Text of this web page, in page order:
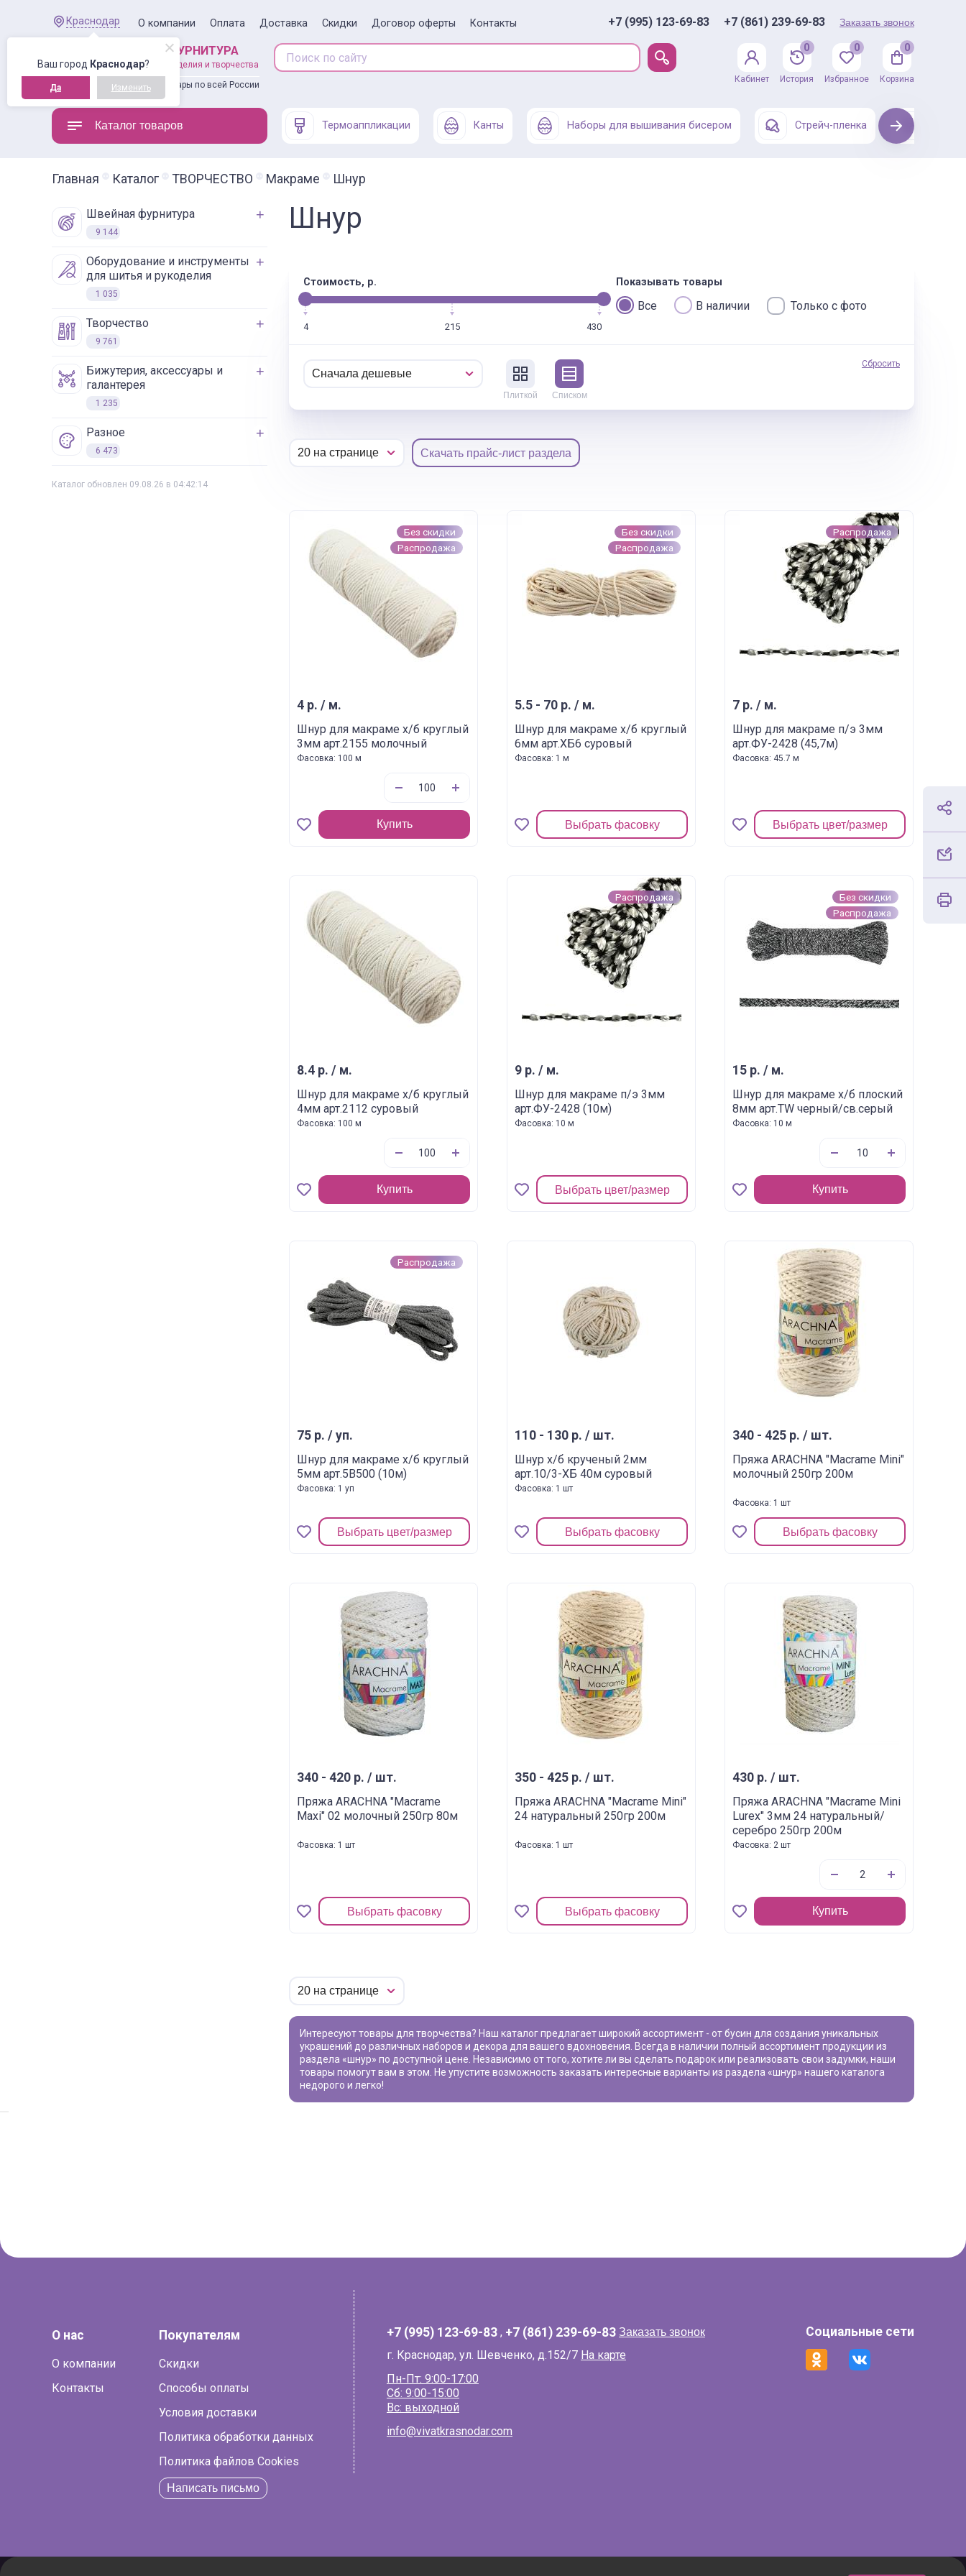
Ваш город Краснодар?
Да Изменить
Краснодар О компании Оплата Доставка Скидки Договор оферты Контакты +7 (995) 123-69-83 +7 (861) 239-69-83 Заказать звонок
ШВЕЙНАЯ ФУРНИТУРА
товары для рукоделия и творчества
Доставляем товары по всей России
Кабинет
0
История
0
Избранное
0
Корзина
Каталог товаров Термоаппликации Канты Наборы для вышивания бисером Стрейч-пленка Next
Главная Каталог ТВОРЧЕСТВО Макраме Шнур
швейная фурнитура
9 144
оборудование и инструменты
для шитья и рукоделия
1 035
творчество
9 761
бижутерия, аксессуары и
галантерея
1 235
разное
6 473
Каталог обновлен 09.08.26 в 04:42:14
Шнур
Стоимость, р.
4 215 430
Показывать товары
Все В наличии Только с фото
Плиткой Списком
Сбросить
Скачать прайс-лист раздела
Без скидки
Распродажа
4 р. / м.
Шнур для макраме х/б круглый
3мм арт.2155 молочный
Фасовка: 100 м
Купить
Без скидки
Распродажа
5.5 - 70 р. / м.
Шнур для макраме х/б круглый
6мм арт.ХБ6 суровый
Фасовка: 1 м
Выбрать фасовку
Распродажа
7 р. / м.
Шнур для макраме п/э 3мм
арт.ФУ-2428 (45,7м)
Фасовка: 45.7 м
Выбрать цвет/размер
8.4 р. / м.
Шнур для макраме х/б круглый
4мм арт.2112 суровый
Фасовка: 100 м
Купить
Распродажа
9 р. / м.
Шнур для макраме п/э 3мм
арт.ФУ-2428 (10м)
Фасовка: 10 м
Выбрать цвет/размер
Без скидки
Распродажа
15 р. / м.
Шнур для макраме х/б плоский
8мм арт.TW черный/св.серый
Фасовка: 10 м
Купить
Распродажа
75 р. / уп.
Шнур для макраме х/б круглый
5мм арт.5В500 (10м)
Фасовка: 1 уп
Выбрать цвет/размер
110 - 130 р. / шт.
Шнур х/б крученый 2мм
арт.10/3-ХБ 40м суровый
Фасовка: 1 шт
Выбрать фасовку
340 - 425 р. / шт.
Пряжа ARACHNA "Macrame Mini"
молочный 250гр 200м
Фасовка: 1 шт
Выбрать фасовку
340 - 420 р. / шт.
Пряжа ARACHNA "Macrame
Maxi" 02 молочный 250гр 80м
Фасовка: 1 шт
Выбрать фасовку
350 - 425 р. / шт.
Пряжа ARACHNA "Macrame Mini"
24 натуральный 250гр 200м
Фасовка: 1 шт
Выбрать фасовку
430 р. / шт.
Пряжа ARACHNA "Macrame Mini
Lurex" 3мм 24 натуральный/
серебро 250гр 200м
Фасовка: 2 шт
Купить
Интересуют товары для творчества? Наш каталог предлагает широкий ассортимент - от бусин для создания уникальных
украшений до различных наборов и декора для вашего вдохновения. Всегда в наличии полный ассортимент продукции из
раздела «шнур» по доступной цене. Независимо от того, хотите ли вы сделать подарок или реализовать свои задумки, наши
товары помогут вам в этом. Не упустите возможность заказать интересные варианты из раздела «шнур» нашего каталога
недорого и легко!
О нас
О компании
Контакты
Покупателям
Скидки
Способы оплаты
Условия доставки
Политика обработки данных
Политика файлов Cookies
Написать письмо
+7 (995) 123-69-83 , +7 (861) 239-69-83 Заказать звонок
г. Краснодар, ул. Шевченко, д.152/7 На карте
Пн-Пт: 9:00-17:00
Сб: 9:00-15:00
Вс: выходной
info@vivatkrasnodar.com
Социальные сети